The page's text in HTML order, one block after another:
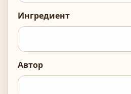
Ингредиент
Автор